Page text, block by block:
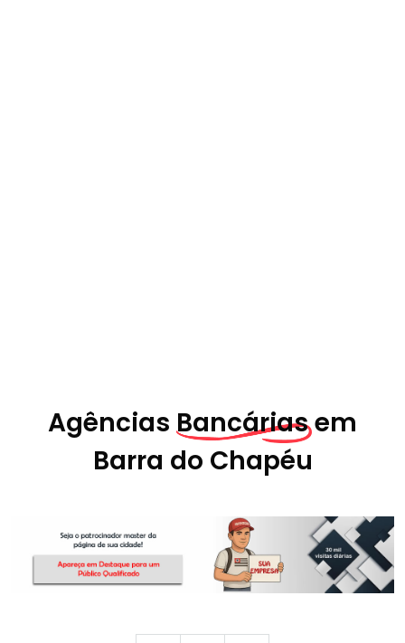
Agências Bancárias em
Barra do Chapéu